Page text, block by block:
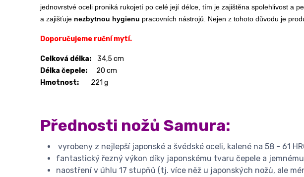
jednovrstvé oceli proniká rukojetí po celé její délce, tím je zajištěna spolehlivost a
a zajišťuje nezbytnou hygienu pracovních nástrojů. Nejen z tohoto důvodu je
Doporučujeme ruční mytí.
Celková délka: 34,5 cm
Délka čepele: 20 cm
Hmotnost:
221 ​g
Přednosti nožů Samura:
vyrobeny z nejlepší japonské a švédské oceli, kalené na 58 - 61
fantastický řezný výkon díky japonskému tvaru čepele a
naostření v úhlu 17 stupňů (tj. více něž u japonských nožů, ale